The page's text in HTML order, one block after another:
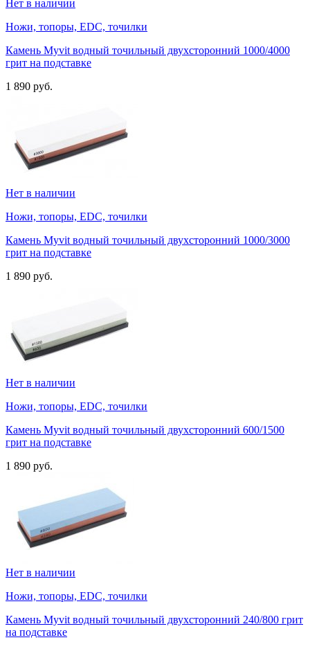
Нет в наличии
Ножи, топоры, EDC, точилки
Камень Myvit водный точильный двухсторонний 1000/4000
грит на подставке
1 890 руб.
Нет в наличии
Ножи, топоры, EDC, точилки
Камень Myvit водный точильный двухсторонний 1000/3000
грит на подставке
1 890 руб.
Нет в наличии
Ножи, топоры, EDC, точилки
Камень Myvit водный точильный двухсторонний 600/1500
грит на подставке
1 890 руб.
Нет в наличии
Ножи, топоры, EDC, точилки
Камень Myvit водный точильный двухсторонний 240/800 грит
на подставке